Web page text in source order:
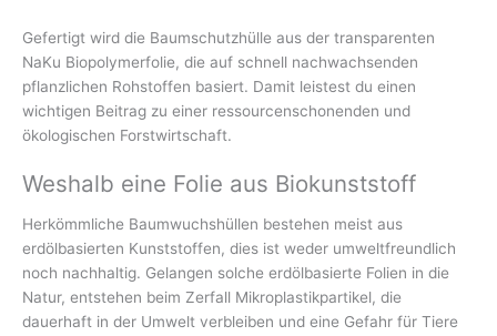
Gefertigt wird die Baumschutzhülle aus der transparenten
NaKu Biopolymerfolie, die auf schnell nachwachsenden
pflanzlichen Rohstoffen basiert. Damit leistest du einen
wichtigen Beitrag zu einer ressourcenschonenden und
ökologischen Forstwirtschaft.
Weshalb eine Folie aus Biokunststoff
Herkömmliche Baumwuchshüllen bestehen meist aus
erdölbasierten Kunststoffen, dies ist weder umweltfreundlich
noch nachhaltig. Gelangen solche erdölbasierte Folien in die
Natur, entstehen beim Zerfall Mikroplastikpartikel, die
dauerhaft in der Umwelt verbleiben und eine Gefahr für Tiere